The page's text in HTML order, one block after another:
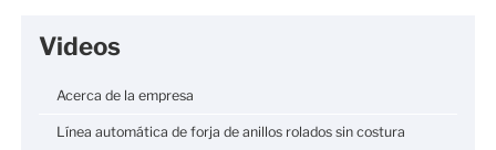
Videos
Acerca de la empresa
Línea automática de forja de anillos rolados sin costura